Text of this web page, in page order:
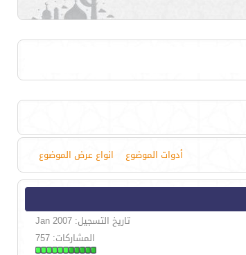
أدوات الموضوع انواع عرض الموضوع
تاريخ التسجيل: Jan 2007
المشاركات: 757